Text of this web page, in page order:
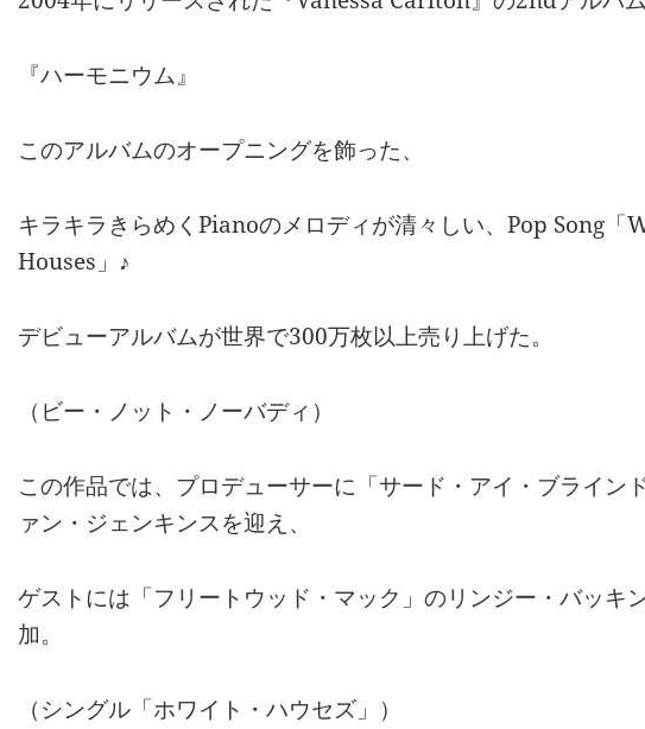
『ハーモニウム』
このアルバムのオープニングを飾った、
キラキラきらめくPianoのメロディが清々しい、Pop Song「
Houses」♪
デビューアルバムが世界で300万枚以上売り上げた。
（ビー・ノット・ノーバディ）
この作品では、プロデューサーに「サード・アイ・ブライン
ァン・ジェンキンスを迎え、
ゲストには「フリートウッド・マック」のリンジー・バッキ
加。
（シングル「ホワイト・ハウセズ」）